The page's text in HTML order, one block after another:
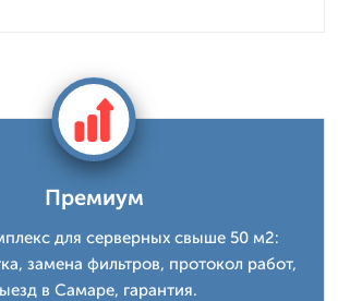
Премиум
для серверных свыше 50 м2:
замена фильтров, протокол работ,
в Самаре, гарантия.